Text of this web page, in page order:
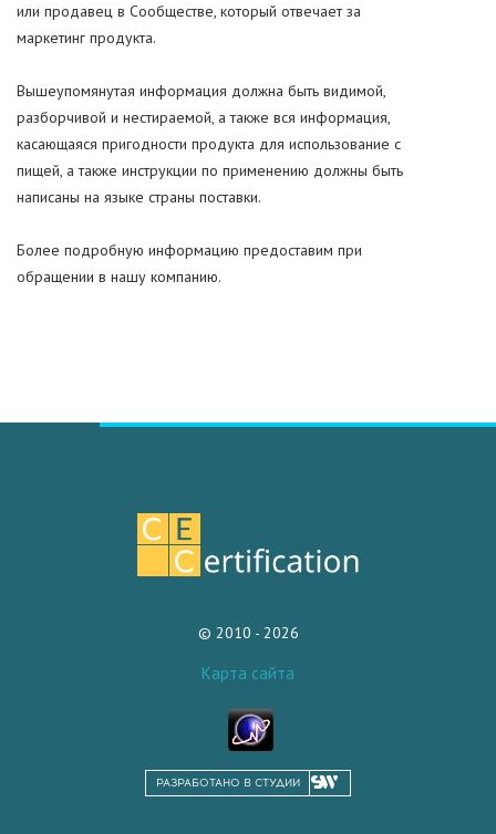
или продавец в Сообществе, который отвечает за
маркетинг продукта.
Вышеупомянутая информация должна быть видимой,
разборчивой и нестираемой, а также вся информация,
касающаяся пригодности продукта для использование с
пищей, а также инструкции по применению должны быть
написаны на языке страны поставки.
Более подробную информацию предоставим при
обращении в нашу компанию.
© 2010 - 2026
Карта сайта
РАЗРАБОТАНО В СТУДИИ